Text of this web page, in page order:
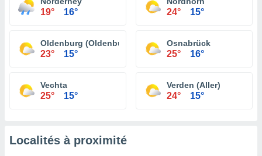
19° 16° 24° 15°
Oldenburg (Oldenburg)
23° 15°
Osnabrück
25° 16°
Vechta
25° 15°
Verden (Aller)
24° 15°
Localités à proximité